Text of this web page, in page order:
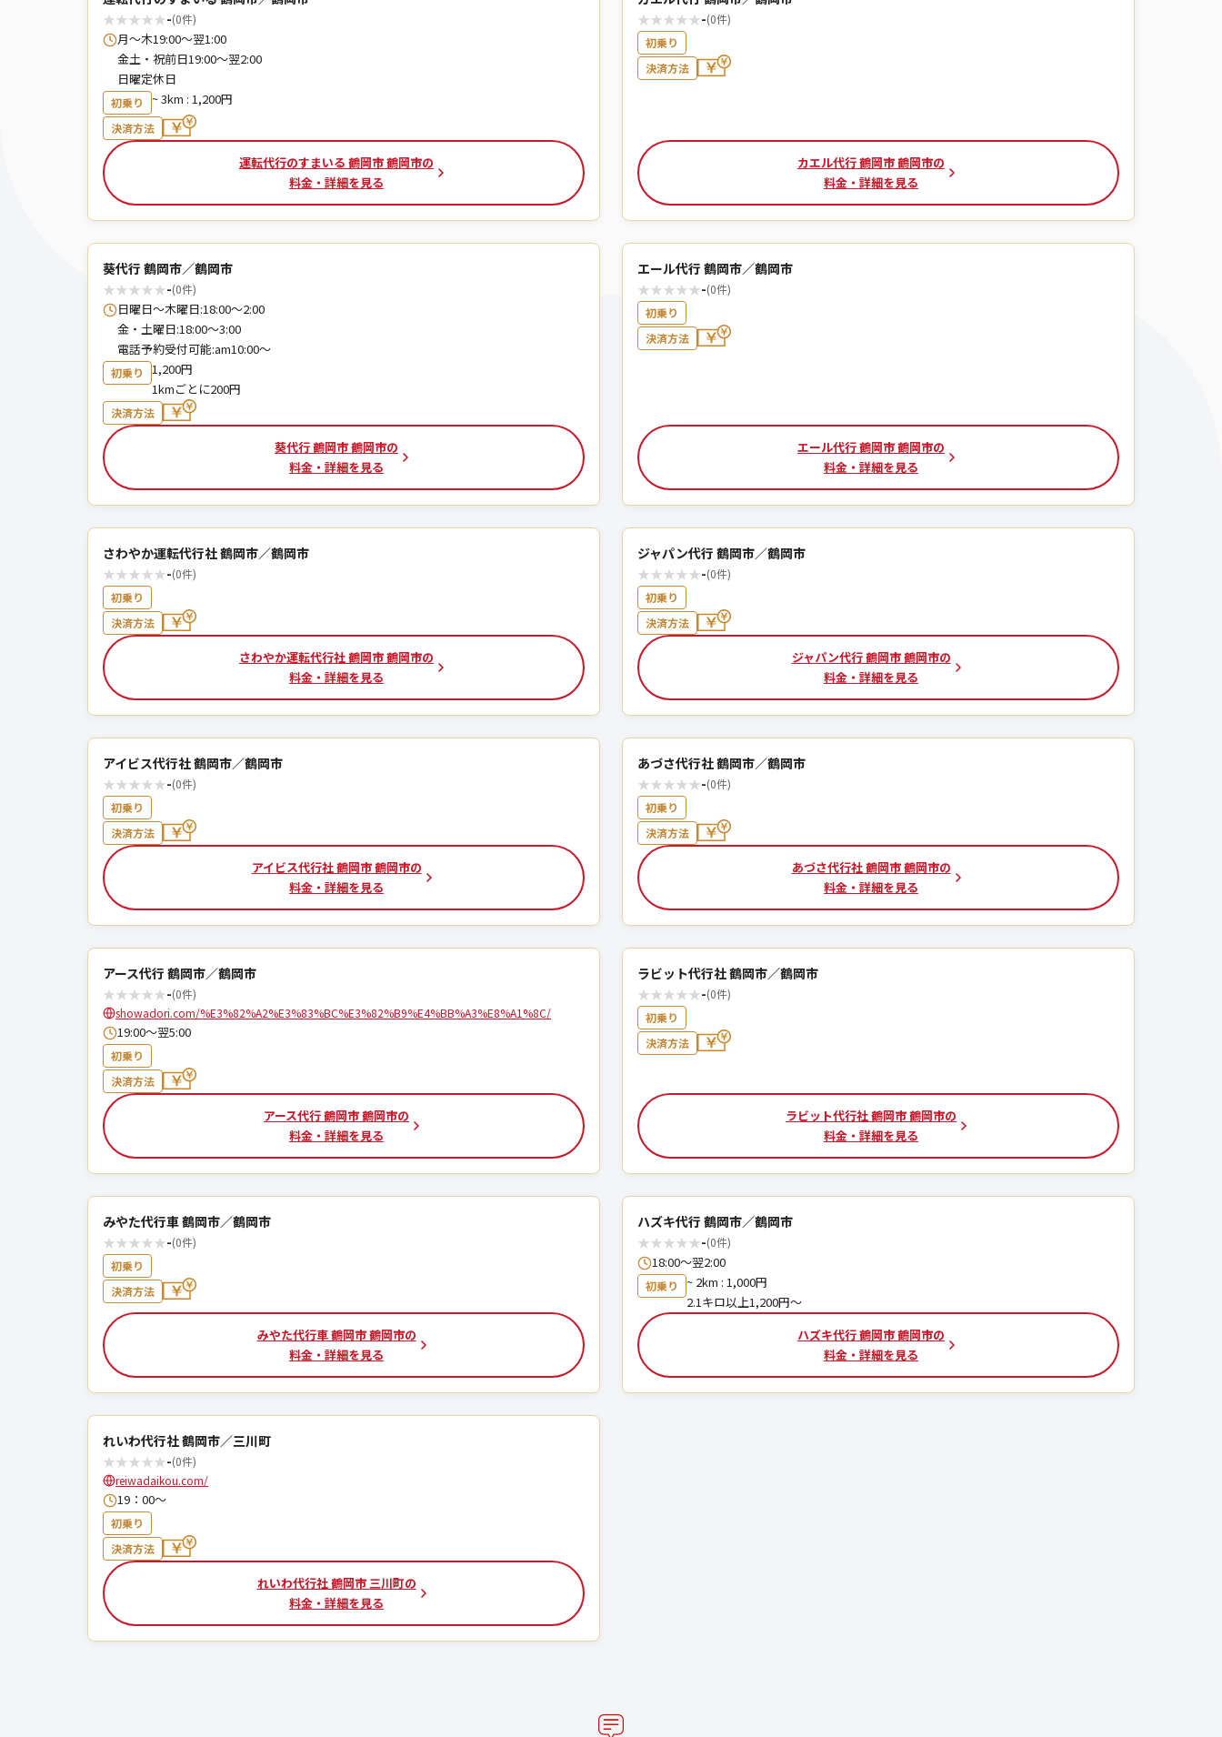
★★★★★-(0件)
月～木19:00～翌1:00
金土・祝前日19:00～翌2:00
日曜定休日
初乗り ~ 3km : 1,200円
決済方法
運転代行のすまいる 鶴岡市 鶴岡市の
料金・詳細を見る
★★★★★-(0件)
初乗り
決済方法
カエル代行 鶴岡市 鶴岡市の
料金・詳細を見る
葵代行 鶴岡市／鶴岡市
★★★★★-(0件)
日曜日〜木曜日:18:00〜2:00
金・土曜日:18:00〜3:00
電話予約受付可能:am10:00〜
初乗り
1,200円
1kmごとに200円
決済方法
葵代行 鶴岡市 鶴岡市の
料金・詳細を見る
エール代行 鶴岡市／鶴岡市
★★★★★-(0件)
初乗り
決済方法
エール代行 鶴岡市 鶴岡市の
料金・詳細を見る
さわやか運転代行社 鶴岡市／鶴岡市
★★★★★-(0件)
初乗り
決済方法
さわやか運転代行社 鶴岡市 鶴岡市の
料金・詳細を見る
ジャパン代行 鶴岡市／鶴岡市
★★★★★-(0件)
初乗り
決済方法
ジャパン代行 鶴岡市 鶴岡市の
料金・詳細を見る
アイビス代行社 鶴岡市／鶴岡市
★★★★★-(0件)
初乗り
決済方法
アイビス代行社 鶴岡市 鶴岡市の
料金・詳細を見る
あづさ代行社 鶴岡市／鶴岡市
★★★★★-(0件)
初乗り
決済方法
あづさ代行社 鶴岡市 鶴岡市の
料金・詳細を見る
アース代行 鶴岡市／鶴岡市
★★★★★-(0件)
showadori.com/%E3%82%A2%E3%83%BC%E3%82%B9%E4%BB%A3%E8%A1%8C/
19:00～翌5:00
初乗り
決済方法
アース代行 鶴岡市 鶴岡市の
料金・詳細を見る
ラビット代行社 鶴岡市／鶴岡市
★★★★★-(0件)
初乗り
決済方法
ラビット代行社 鶴岡市 鶴岡市の
料金・詳細を見る
みやた代行車 鶴岡市／鶴岡市
★★★★★-(0件)
初乗り
決済方法
みやた代行車 鶴岡市 鶴岡市の
料金・詳細を見る
ハズキ代行 鶴岡市／鶴岡市
★★★★★-(0件)
18:00～翌2:00
初乗り
~ 2km : 1,000円
2.1キロ以上1,200円〜
ハズキ代行 鶴岡市 鶴岡市の
料金・詳細を見る
れいわ代行社 鶴岡市／三川町
★★★★★-(0件)
reiwadaikou.com/
19：00〜
初乗り
決済方法
れいわ代行社 鶴岡市 三川町の
料金・詳細を見る